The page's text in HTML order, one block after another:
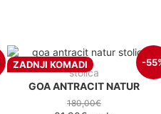
ZADNJI KOMADI -
stolica
GOA ANTRACIT NATUR
180,00€